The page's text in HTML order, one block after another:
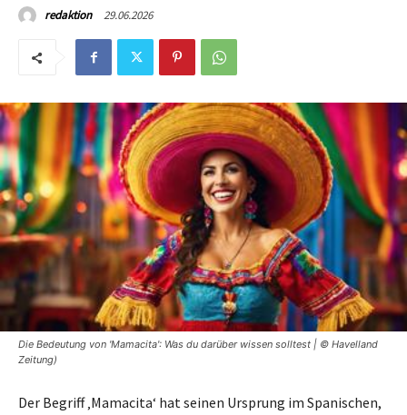
redaktion 29.06.2026
Die Bedeutung von 'Mamacita': Was du darüber wissen solltest | © Havelland
Zeitung)
Der Begriff ‚Mamacita‘ hat seinen Ursprung im Spanischen,